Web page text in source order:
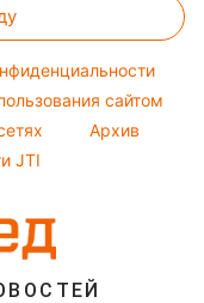
сайтом
Архив
JTI